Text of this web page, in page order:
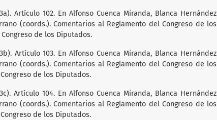
Artículo 102. En Alfonso Cuenca Miranda, Blanca Hernández
(coords.). Comentarios al Reglamento del Congreso de los
de los Diputados.
Artículo 103. En Alfonso Cuenca Miranda, Blanca Hernández
(coords.). Comentarios al Reglamento del Congreso de los
de los Diputados.
Artículo 104. En Alfonso Cuenca Miranda, Blanca Hernández
(coords.). Comentarios al Reglamento del Congreso de los
de los Diputados.